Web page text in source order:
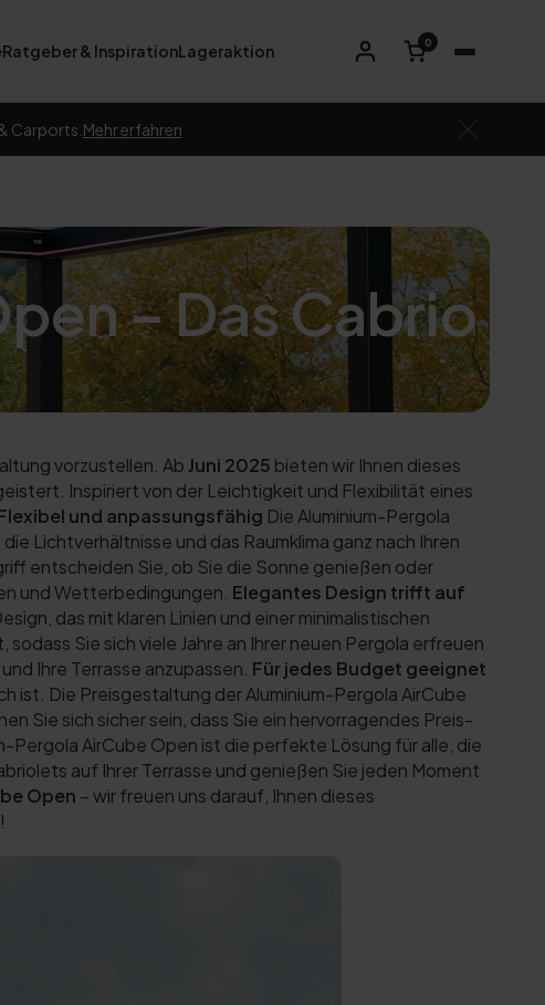
Ratgeber & InspirationLageraktion 0
Carports. Mehr erfahren
– Das Cabrio
vorzustellen. Ab Juni 2025 bieten wir Ihnen dieses
Inspiriert von der Leichtigkeit und Flexibilität eines
und anpassungsfähig Die Aluminium-Pergola
Lichtverhältnisse und das Raumklima ganz nach Ihren
entscheiden Sie, ob Sie die Sonne genießen oder
und Wetterbedingungen. Elegantes Design trifft auf
das mit klaren Linien und einer minimalistischen
Sie sich viele Jahre an Ihrer neuen Pergola erfreuen
Ihre Terrasse anzupassen. Für jedes Budget geeignet
ist. Die Preisgestaltung der Aluminium-Pergola AirCube
Sie sich sicher sein, dass Sie ein hervorragendes Preis-
Pergola AirCube Open ist die perfekte Lösung für alle, die
auf Ihrer Terrasse und genießen Sie jeden Moment
Open – wir freuen uns darauf, Ihnen dieses